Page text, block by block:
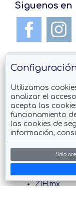
Siguenos en
Descarga
También
ZIH.mx
Utilizamos
analizar el
acepta las
funcionamiento
las cookies de
información,
Solo